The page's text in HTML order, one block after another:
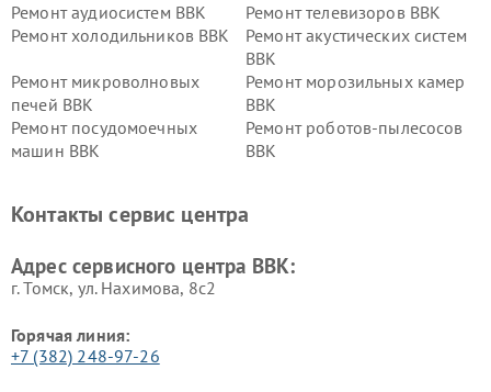
Ремонт аудиосистем BBK
Ремонт телевизоров BBK
Ремонт холодильников BBK
Ремонт акустических систем
BBK
Ремонт микроволновых
печей BBK
Ремонт морозильных камер
BBK
Ремонт посудомоечных
машин BBK
Ремонт роботов-пылесосов
BBK
Ремонт винных шкафов BBK
Контакты сервис центра
Адрес сервисного центра BBK:
г. Томск, ул. Нахимова, 8с2
Горячая линия:
+7 (382) 248-97-26